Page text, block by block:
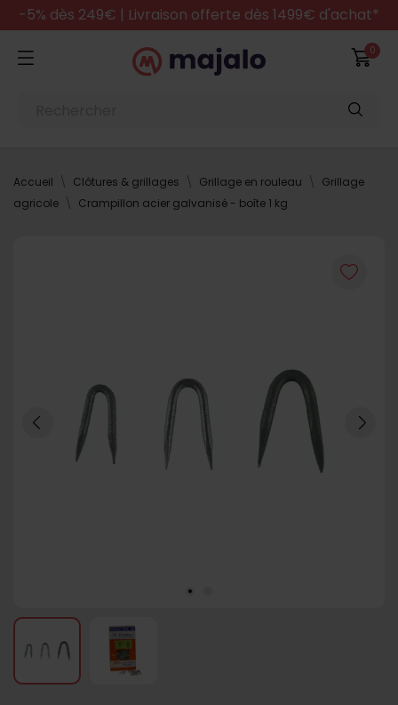
-5% dès 249€ | Livraison offerte dès 1499€ d'achat*
0
Accueil Clôtures & grillages Grillage en rouleau
Grillage
agricole
Crampillon acier galvanisé - boîte 1 kg